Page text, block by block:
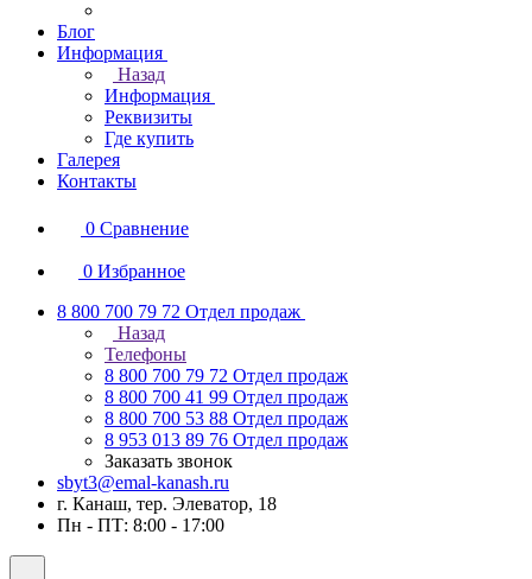
Блог
Информация
Назад
Информация
Реквизиты
Где купить
Галерея
Контакты
0 Сравнение
0 Избранное
8 800 700 79 72 Отдел продаж
Назад
Телефоны
8 800 700 79 72 Отдел продаж
8 800 700 41 99 Отдел продаж
8 800 700 53 88 Отдел продаж
8 953 013 89 76 Отдел продаж
Заказать звонок
sbyt3@emal-kanash.ru
г. Канаш, тер. Элеватор, 18
Пн - ПТ: 8:00 - 17:00